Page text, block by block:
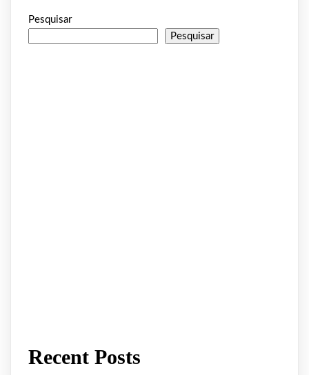
Pesquisar
Pesquisar
Recent Posts